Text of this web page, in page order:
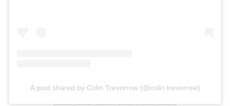
A post shared by Colin Trevorrow (@colin.trevorrow)